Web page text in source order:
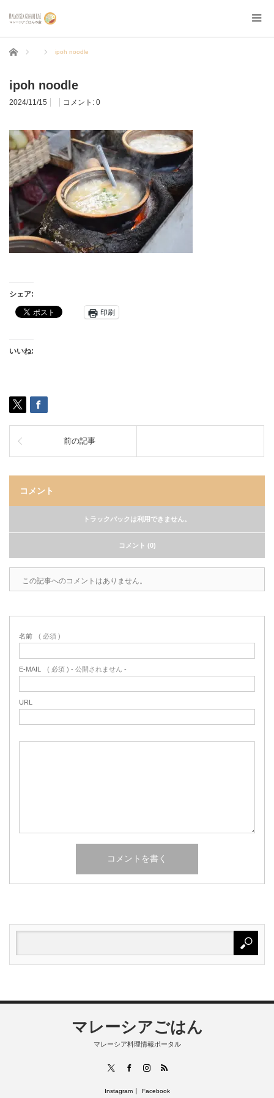
ホーム ipoh noodle
ipoh noodle
2024/11/15 コメント: 0
シェア:
印刷
いいね:
前の記事
コメント
トラックバックは利用できません。
コメント (0)
この記事へのコメントはありません。
名前 ( 必須 )
E-MAIL ( 必須 ) - 公開されません -
URL
マレーシアごはん
マレーシア料理情報ポータル
FacebookInstagram
RSS
Instagram Facebook